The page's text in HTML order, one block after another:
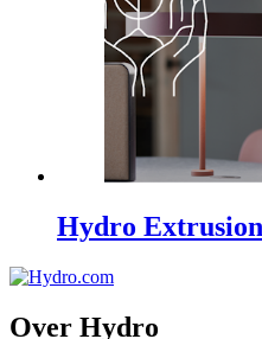
Hydro
Over Hydro